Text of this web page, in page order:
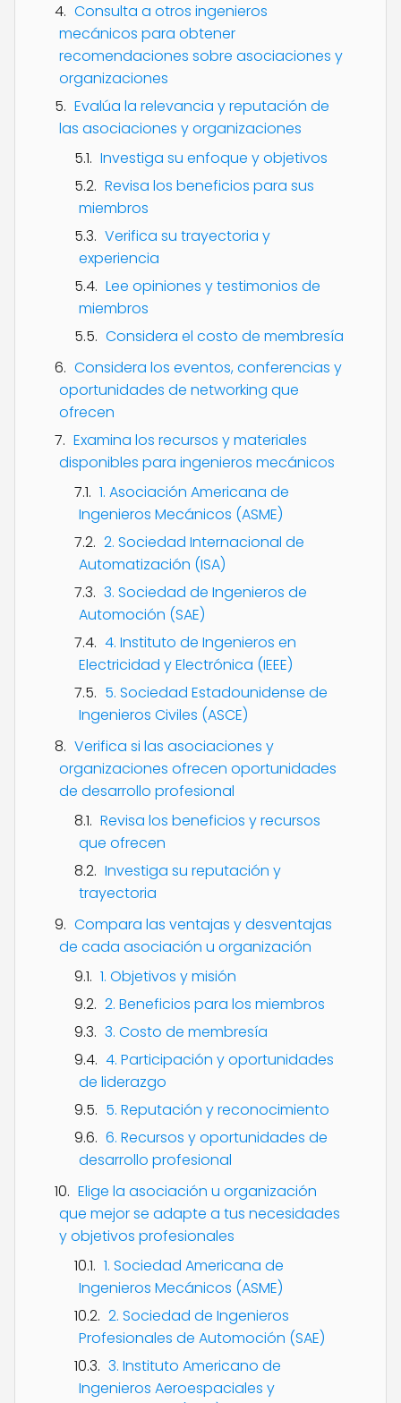
Consulta a otros ingenieros
mecánicos para obtener
recomendaciones sobre asociaciones y
organizaciones
Evalúa la relevancia y reputación de
las asociaciones y organizaciones
Investiga su enfoque y objetivos
Revisa los beneficios para sus
miembros
Verifica su trayectoria y
experiencia
Lee opiniones y testimonios de
miembros
Considera el costo de membresía
Considera los eventos, conferencias y
oportunidades de networking que
ofrecen
Examina los recursos y materiales
disponibles para ingenieros mecánicos
1. Asociación Americana de
Ingenieros Mecánicos (ASME)
2. Sociedad Internacional de
Automatización (ISA)
3. Sociedad de Ingenieros de
Automoción (SAE)
4. Instituto de Ingenieros en
Electricidad y Electrónica (IEEE)
5. Sociedad Estadounidense de
Ingenieros Civiles (ASCE)
Verifica si las asociaciones y
organizaciones ofrecen oportunidades
de desarrollo profesional
Revisa los beneficios y recursos
que ofrecen
Investiga su reputación y
trayectoria
Compara las ventajas y desventajas
de cada asociación u organización
1. Objetivos y misión
2. Beneficios para los miembros
3. Costo de membresía
4. Participación y oportunidades
de liderazgo
5. Reputación y reconocimiento
6. Recursos y oportunidades de
desarrollo profesional
Elige la asociación u organización
que mejor se adapte a tus necesidades
y objetivos profesionales
1. Sociedad Americana de
Ingenieros Mecánicos (ASME)
2. Sociedad de Ingenieros
Profesionales de Automoción (SAE)
3. Instituto Americano de
Ingenieros Aeroespaciales y